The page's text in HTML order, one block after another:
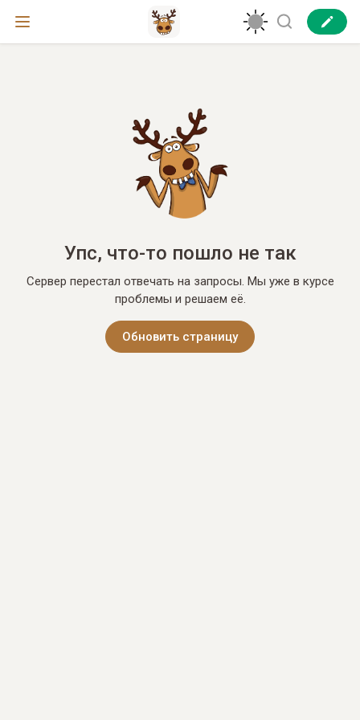
Упс, что-то пошло не так
Сервер перестал отвечать на запросы. Мы уже в курсе
проблемы и решаем её.
Обновить страницу